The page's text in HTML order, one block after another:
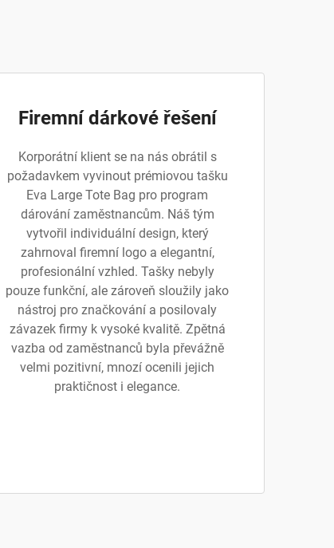
Firemní dárkové řešení
Korporátní klient se na nás obrátil s
požadavkem vyvinout prémiovou tašku
Eva Large Tote Bag pro program
dárování zaměstnancům. Náš tým
vytvořil individuální design, který
zahrnoval firemní logo a elegantní,
profesionální vzhled. Tašky nebyly
pouze funkční, ale zároveň sloužily jako
nástroj pro značkování a posilovaly
závazek firmy k vysoké kvalitě. Zpětná
vazba od zaměstnanců byla převážně
velmi pozitivní, mnozí ocenili jejich
praktičnost i elegance.